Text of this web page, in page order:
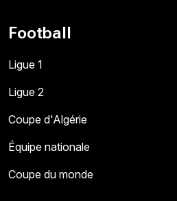
Football
Ligue 1
Ligue 2
Coupe d'Algérie
Équipe nationale
Coupe du monde